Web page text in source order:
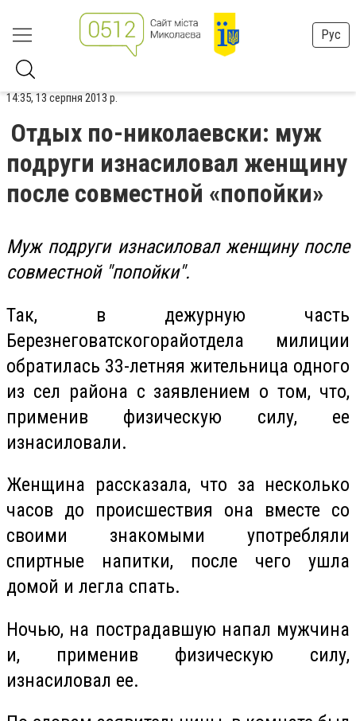
Рус
14:35, 13 серпня 2013 р.
Отдых по-николаевски: муж
подруги изнасиловал женщину
после совместной «попойки»
Муж подруги изнасиловал женщину после
совместной "попойки".
Так, в дежурную часть
Березнеговатскогорайотдела милиции
обратилась 33-летняя жительница одного
из сел района с заявлением о том, что,
применив физическую силу, ее
изнасиловали.
Женщина рассказала, что за несколько
часов до происшествия она вместе со
своими знакомыми употребляли
спиртные напитки, после чего ушла
домой и легла спать.
Ночью, на пострадавшую напал мужчина
и, применив физическую силу,
изнасиловал ее.